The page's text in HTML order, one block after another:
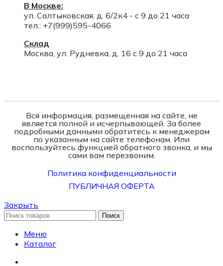
В Москве:
ул. Салтыковская, д. 6/2к4 - с 9 до 21 часа
тел.: +7(999)595-4066
Склад
Москва, ул. Рудневка, д. 16 с 9 до 21 часа
Вся информация, размещенная на сайте, не
является полной и исчерпывающей. За более
подробными данными обратитесь к менеджерам
по указанным на сайте телефонам. Или
воспользуйтесь функцией обратного звонка, и мы
сами вам перезвоним.
Политика конфиденциальности
ПУБЛИЧНАЯ ОФЕРТА
Закрыть
Поиск
Меню
Каталог